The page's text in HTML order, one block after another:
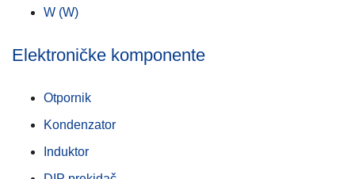
W (W)
Elektroničke komponente
Otpornik
Kondenzator
Induktor